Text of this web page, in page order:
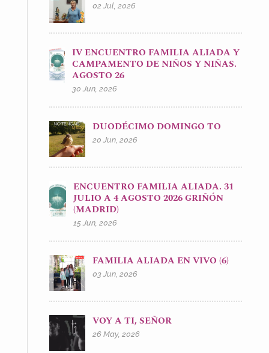
02 Jul, 2026
IV ENCUENTRO FAMILIA ALIADA Y
CAMPAMENTO DE NIÑOS Y NIÑAS.
AGOSTO 26
30 Jun, 2026
DUODÉCIMO DOMINGO TO
20 Jun, 2026
ENCUENTRO FAMILIA ALIADA. 31
JULIO A 4 AGOSTO 2026 GRIÑÓN
(MADRID)
15 Jun, 2026
FAMILIA ALIADA EN VIVO (6)
03 Jun, 2026
VOY A TI, SEÑOR
26 May, 2026